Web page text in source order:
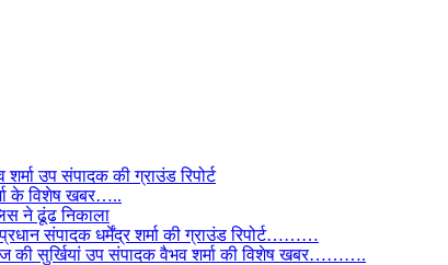
उप संपादक की ग्राउंड रिपोर्ट
के विशेष खबर…..
ने ढूंढ निकाला
संपादक धर्मेंद्र शर्मा की ग्राउंड रिपोर्ट………
की सुर्खियां उप संपादक वैभव शर्मा की विशेष खबर……….